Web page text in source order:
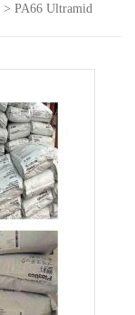
> PA66 Ultramid